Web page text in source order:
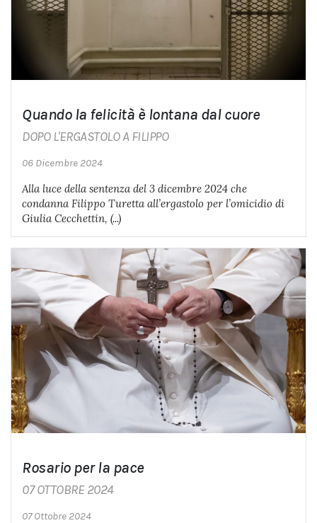
Quando la felicità è lontana dal cuore
DOPO L'ERGASTOLO A FILIPPO
06 Dicembre 2024
Alla luce della sentenza del 3 dicembre 2024 che
condanna Filippo Turetta all’ergastolo per l’omicidio di
Giulia Cecchettin, (...)
Rosario per la pace
07 OTTOBRE 2024
07 Ottobre 2024